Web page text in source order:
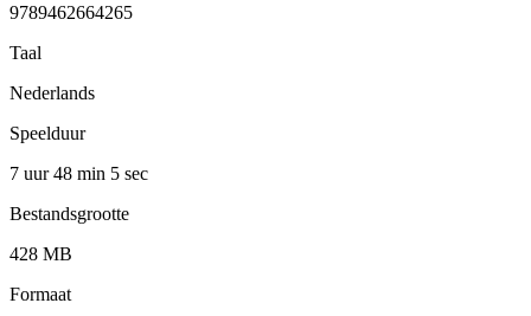
9789462664265
Taal
Nederlands
Speelduur
7 uur 48 min 5 sec
Bestandsgrootte
428 MB
Formaat